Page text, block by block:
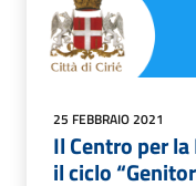
25 FEBBRAIO 2021
Il Centro per
il ciclo